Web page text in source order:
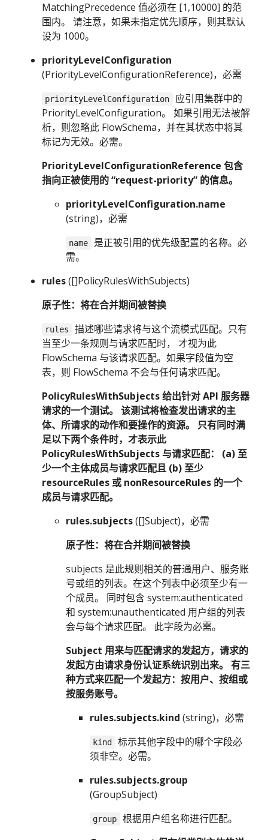
MatchingPrecedence 值必须在 [1,10000] 的范
围内。 请注意，如果未指定优先顺序，则其默认
设为 1000。
priorityLevelConfiguration
(PriorityLevelConfigurationReference)，必需
priorityLevelConfiguration
应引用集群中的
PriorityLevelConfiguration。 如果引用无法被解
析，则忽略此 FlowSchema，并在其状态中将其
标记为无效。必需。
PriorityLevelConfigurationReference 包含
指向正被使用的 “request-priority” 的信息。
priorityLevelConfiguration.name
(string)，必需
name
是正被引用的优先级配置的名称。必
需。
rules([]PolicyRulesWithSubjects)
原子性：将在合并期间被替换
rules
描述哪些请求将与这个流模式匹配。只有
当至少一条规则与请求匹配时， 才视为此
FlowSchema 与该请求匹配。如果字段值为空
表，则 FlowSchema 不会与任何请求匹配。
PolicyRulesWithSubjects 给出针对 API 服务器
请求的一个测试。 该测试将检查发出请求的主
体、所请求的动作和要操作的资源。 只有同时满
足以下两个条件时，才表示此
PolicyRulesWithSubjects 与请求匹配： (a) 至
少一个主体成员与请求匹配且 (b) 至少
resourceRules 或 nonResourceRules 的一个
成员与请求匹配。
rules.subjects([]Subject)，必需
原子性：将在合并期间被替换
subjects 是此规则相关的普通用户、服务账
号或组的列表。在这个列表中必须至少有一
个成员。 同时包含 system:authenticated
和 system:unauthenticated 用户组的列表
会与每个请求匹配。 此字段为必需。
Subject 用来与匹配请求的发起方，请求的
发起方由请求身份认证系统识别出来。 有三
种方式来匹配一个发起方：按用户、按组或
按服务账号。
rules.subjects.kind (string)，必需
kind
标示其他字段中的哪个字段必
须非空。必需。
rules.subjects.group
(GroupSubject)
group
根据用户组名称进行匹配。